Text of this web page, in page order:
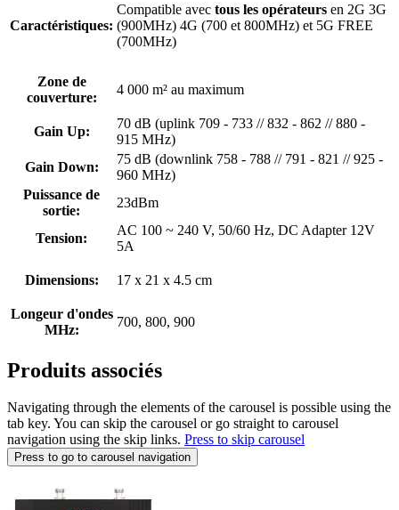
Caractéristiques:
Compatible avec tous les opérateurs en 2G 3G
(900MHz) 4G (700 et 800MHz) et 5G FREE
(700MHz)
Zone de
couverture:
4 000 m² au maximum
Gain Up:
70 dB (uplink 709 - 733 // 832 - 862 // 880 -
915 MHz)
Gain Down:
75 dB (downlink 758 - 788 // 791 - 821 // 925 -
960 MHz)
Puissance de
sortie:
23dBm
Tension:
AC 100 ~ 240 V, 50/60 Hz, DC Adapter 12V
5A
Dimensions: 17 x 21 x 4.5 cm
Longeur d'ondes
MHz:
700, 800, 900
Produits associés
Navigating through the elements of the carousel is possible using the
tab key. You can skip the carousel or go straight to carousel
navigation using the skip links. Press to skip carousel
Press to go to carousel navigation